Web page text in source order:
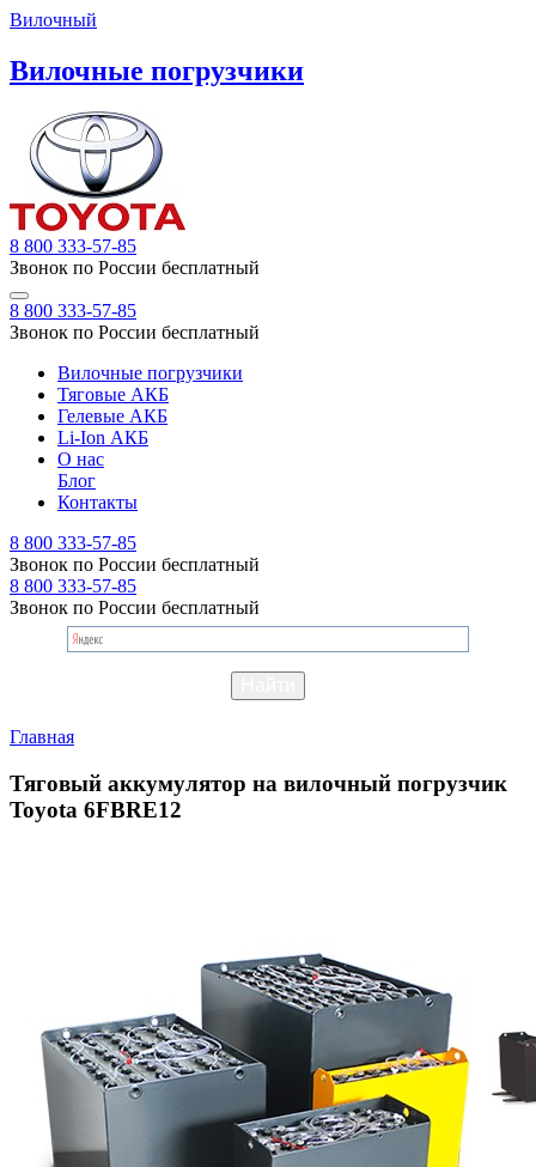
Вилочный
Вилочные погрузчики
8 800 333-57-85
Звонок по России бесплатный
8 800 333-57-85
Звонок по России бесплатный
Вилочные погрузчики
Тяговые АКБ
Гелевые АКБ
Li-Ion АКБ
О нас
Блог
Контакты
8 800 333-57-85
Звонок по России бесплатный
8 800 333-57-85
Звонок по России бесплатный
Главная
Тяговый аккумулятор на вилочный погрузчик
Toyota 6FBRE12